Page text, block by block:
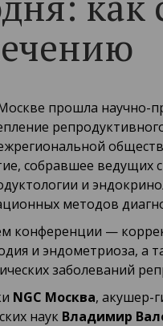
прошла научно-
собравшее ведущих
и
методов
конференции —
и эндометриоза, а
заболеваний
NGC Москва, акушер-
наук Владимир